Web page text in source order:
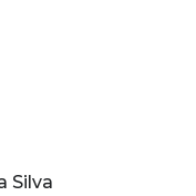
Silva